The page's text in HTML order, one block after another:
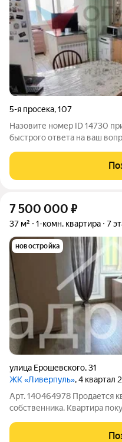
5-я просека,107
Назовите номер ID 14730
быстрого ответа на ваш
кв.м. на 4-м этаже. Удачное
"Леснуха" и развитой
7 500 000 ₽
37 м² 1-комн. квартира 7
новостройка
улица Ерошевского,31
ЖК «Ливерпуль», 4 квартал
Арт. 140464978 Продается
собственника. Квартира